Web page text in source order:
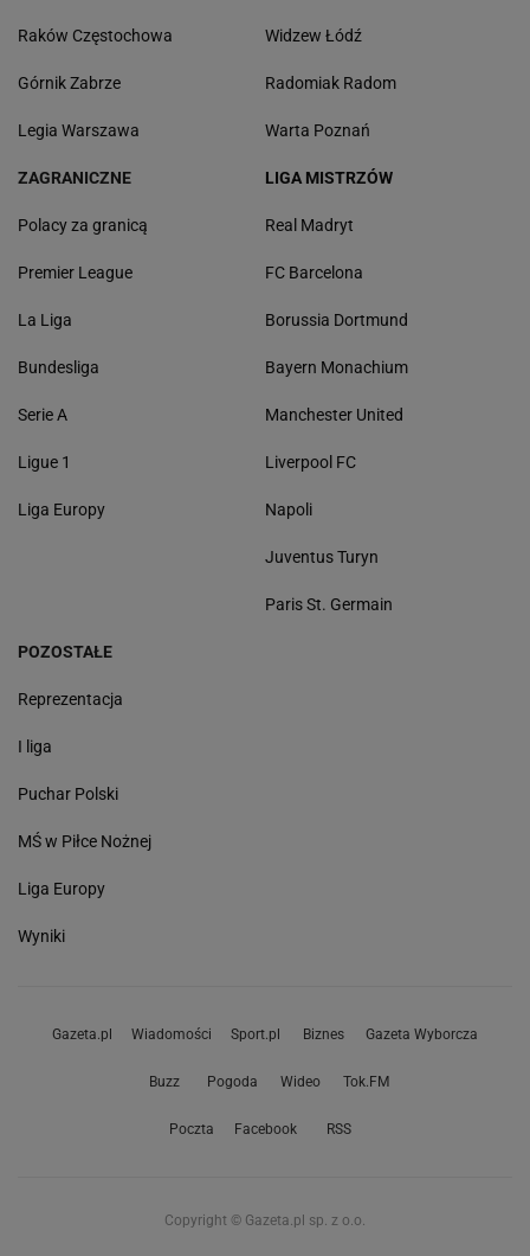
Raków Częstochowa
Górnik Zabrze
Legia Warszawa
Widzew Łódź
Radomiak Radom
Warta Poznań
ZAGRANICZNE
Polacy za granicą
Premier League
La Liga
Bundesliga
Serie A
Ligue 1
Liga Europy
LIGA MISTRZÓW
Real Madryt
FC Barcelona
Borussia Dortmund
Bayern Monachium
Manchester United
Liverpool FC
Napoli
Juventus Turyn
Paris St. Germain
POZOSTAŁE
Reprezentacja
I liga
Puchar Polski
MŚ w Piłce Nożnej
Liga Europy
Wyniki
Gazeta.pl Wiadomości Sport.pl Biznes Gazeta Wyborcza
Buzz Pogoda Wideo Tok.FM
Poczta Facebook RSS
Copyright © Gazeta.pl sp. z o.o.